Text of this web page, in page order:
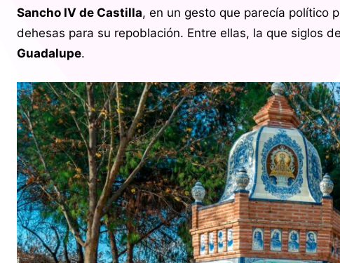
Sancho IV de Castilla, en un gesto que parecía político
dehesas para su repoblación. Entre ellas, la que siglos
Guadalupe.